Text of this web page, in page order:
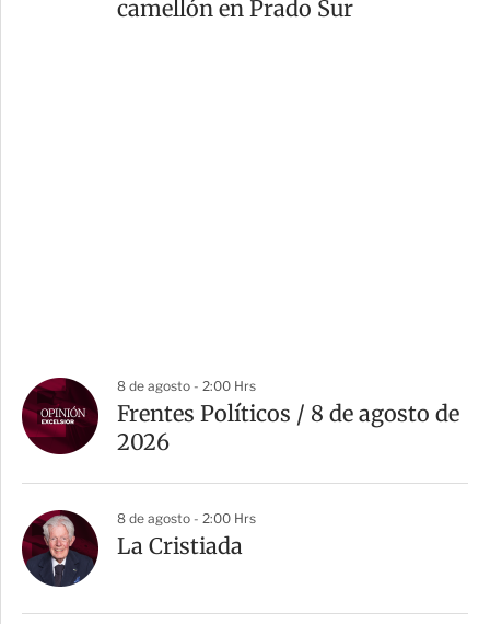
camellón en Prado Sur
8 de agosto - 2:00 Hrs
Frentes Políticos / 8 de agosto de
2026
8 de agosto - 2:00 Hrs
La Cristiada